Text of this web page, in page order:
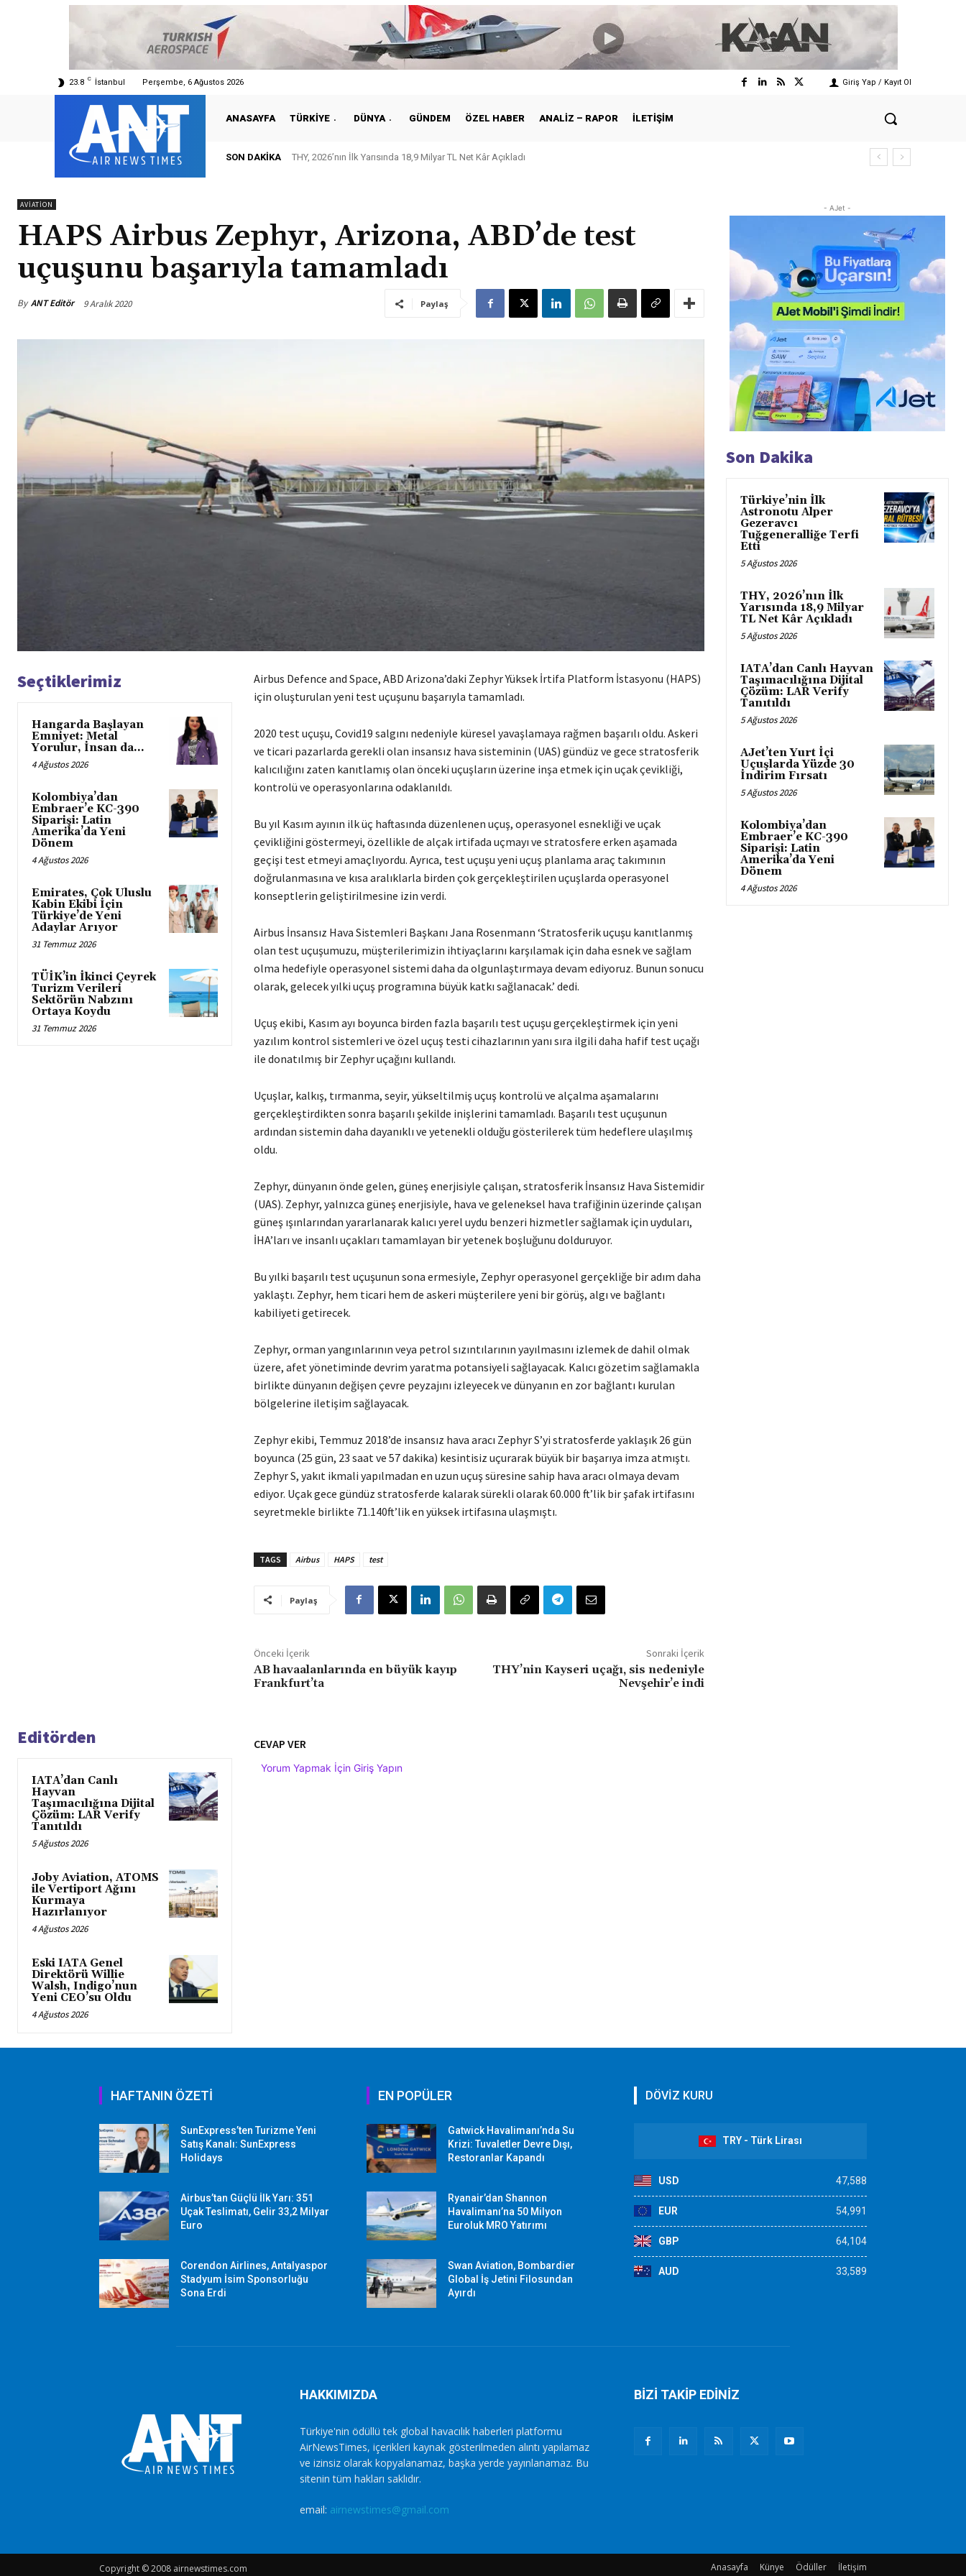
23.8 C İstanbul Perşembe, 6 Ağustos 2026 Giriş Yap / Kayıt Ol
ANASAYFA TÜRKIYE DÜNYA GÜNDEM ÖZEL HABER ANALIZ – RAPOR İLETIŞIM
SON DAKIKA THY, 2026’nın İlk Yarısında 18,9 Milyar TL Net Kâr Açıkladı
IATA’dan Canlı Hayvan Taşımacılığına Dijital Çözüm: LAR Verify Tanıtıldı
AVIATION
HAPS Airbus Zephyr, Arizona, ABD’de test
uçuşunu başarıyla tamamladı
By ANT Editör 9 Aralık 2020 Paylaş
Seçtiklerimiz
Hangarda Başlayan
Emniyet: Metal
Yorulur, İnsan da…
4 Ağustos 2026
Kolombiya’dan
Embraer’e KC-390
Siparişi: Latin
Amerika’da Yeni
Dönem
4 Ağustos 2026
Emirates, Çok Uluslu
Kabin Ekibi İçin
Türkiye’de Yeni
Adaylar Arıyor
31 Temmuz 2026
TÜİK’in İkinci Çeyrek
Turizm Verileri
Sektörün Nabzını
Ortaya Koydu
31 Temmuz 2026
Airbus Defence and Space, ABD Arizona’daki Zephyr Yüksek İrtifa Platform İstasyonu (HAPS)
için oluşturulan yeni test uçuşunu başarıyla tamamladı.
2020 test uçuşu, Covid19 salgını nedeniyle küresel yavaşlamaya rağmen başarılı oldu. Askeri
ve ticari pazarlarda gerekli olan insansız hava sisteminin (UAS) gündüz ve gece stratosferik
kalıcılığını zaten kanıtlamış olan önceki uçuşların üzerine inşa etmek için uçak çevikliği,
kontrolü ve operasyonlarına odaklanıldı.
Bu yıl Kasım ayının ilk üç haftasında düzenlenen uçuş, operasyonel esnekliği ve uçak
çevikliğini göstermeyi, özellikle de alçak irtifada uçmayı ve stratosfere erken aşamada
geçişi test etmeyi amaçlıyordu. Ayrıca, test uçuşu yeni uçuş planlama araç takımının
doğrulanmasına ve kısa aralıklarla birden çok gerçekleştirilen uçuşlarda operasyonel
konseptlerin geliştirilmesine izin verdi.
Airbus İnsansız Hava Sistemleri Başkanı Jana Rosenmann ‘Stratosferik uçuşu kanıtlanmış
olan test uçuşumuzu, müşterilerimizin ihtiyaçlarını karşılamak için daha esnek ve sağlam
olma hedefiyle operasyonel sistemi daha da olgunlaştırmaya devam ediyoruz. Bunun sonucu
olarak, gelecek yılki uçuş programına büyük katkı sağlanacak.’ dedi.
Uçuş ekibi, Kasım ayı boyunca birden fazla başarılı test uçuşu gerçekleştirmek için yeni
yazılım kontrol sistemleri ve özel uçuş testi cihazlarının yanı sıra ilgili daha hafif test uçağı
ile donatılmış bir Zephyr uçağını kullandı.
Uçuşlar, kalkış, tırmanma, seyir, yükseltilmiş uçuş kontrolü ve alçalma aşamalarını
gerçekleştirdikten sonra başarılı şekilde inişlerini tamamladı. Başarılı test uçuşunun
ardından sistemin daha dayanıklı ve yetenekli olduğu gösterilerek tüm hedeflere ulaşılmış
oldu.
Zephyr, dünyanın önde gelen, güneş enerjisiyle çalışan, stratosferik İnsansız Hava Sistemidir
(UAS). Zephyr, yalnızca güneş enerjisiyle, hava ve geleneksel hava trafiğinin üzerinde çalışan
güneş ışınlarından yararlanarak kalıcı yerel uydu benzeri hizmetler sağlamak için uyduları,
İHA’ları ve insanlı uçakları tamamlayan bir yetenek boşluğunu dolduruyor.
Bu yılki başarılı test uçuşunun sona ermesiyle, Zephyr operasyonel gerçekliğe bir adım daha
yaklaştı. Zephyr, hem ticari hem de askeri müşterilere yeni bir görüş, algı ve bağlantı
kabiliyeti getirecek.
Zephyr, orman yangınlarının veya petrol sızıntılarının yayılmasını izlemek de dahil olmak
üzere, afet yönetiminde devrim yaratma potansiyeli sağlayacak. Kalıcı gözetim sağlamakla
birlikte dünyanın değişen çevre peyzajını izleyecek ve dünyanın en zor bağlantı kurulan
bölgelerine iletişim sağlayacak.
Zephyr ekibi, Temmuz 2018’de insansız hava aracı Zephyr S’yi stratosferde yaklaşık 26 gün
boyunca (25 gün, 23 saat ve 57 dakika) kesintisiz uçurarak büyük bir başarıya imza atmıştı.
Zephyr S, yakıt ikmali yapılmadan en uzun uçuş süresine sahip hava aracı olmaya devam
ediyor. Uçak gece gündüz stratosferde kalarak sürekli olarak 60.000 ft’lik bir şafak irtifasını
seyretmekle birlikte 71.140ft’lik en yüksek irtifasına ulaşmıştı.
TAGS Airbus HAPS test
Paylaş
Önceki İçerik
AB havaalanlarında en büyük kayıp
Frankfurt’ta
Sonraki İçerik
THY’nin Kayseri uçağı, sis nedeniyle
Nevşehir’e indi
Editörden
IATA’dan Canlı
Hayvan
Taşımacılığına Dijital
Çözüm: LAR Verify
Tanıtıldı
5 Ağustos 2026
Joby Aviation, ATOMS
ile Vertiport Ağını
Kurmaya
Hazırlanıyor
4 Ağustos 2026
Eski IATA Genel
Direktörü Willie
Walsh, Indigo’nun
Yeni CEO’su Oldu
4 Ağustos 2026
CEVAP VER
Yorum Yapmak İçin Giriş Yapın
- AJet -
Son Dakika
Türkiye’nin İlk
Astronotu Alper
Gezeravcı
Tuğgeneralliğe Terfi
Etti
5 Ağustos 2026
THY, 2026’nın İlk
Yarısında 18,9 Milyar
TL Net Kâr Açıkladı
5 Ağustos 2026
IATA’dan Canlı Hayvan
Taşımacılığına Dijital
Çözüm: LAR Verify
Tanıtıldı
5 Ağustos 2026
AJet’ten Yurt İçi
Uçuşlarda Yüzde 30
İndirim Fırsatı
5 Ağustos 2026
Kolombiya’dan
Embraer’e KC-390
Siparişi: Latin
Amerika’da Yeni
Dönem
4 Ağustos 2026
HAFTANIN ÖZETİ
SunExpress’ten Turizme Yeni
Satış Kanalı: SunExpress
Holidays
Airbus’tan Güçlü İlk Yarı: 351
Uçak Teslimatı, Gelir 33,2 Milyar
Euro
Corendon Airlines, Antalyaspor
Stadyum İsim Sponsorluğu
Sona Erdi
EN POPÜLER
Gatwick Havalimanı’nda Su
Krizi: Tuvaletler Devre Dışı,
Restoranlar Kapandı
Ryanair’dan Shannon
Havalimanı’na 50 Milyon
Euroluk MRO Yatırımı
Swan Aviation, Bombardier
Global İş Jetini Filosundan
Ayırdı
DÖVİZ KURU
TRY - Türk Lirası
USD 47,588
EUR 54,991
GBP 64,104
AUD 33,589
HAKKIMIZDA
Türkiye'nin ödüllü tek global havacılık haberleri platformu
AirNewsTimes, içerikleri kaynak gösterilmeden alıntı yapılamaz
ve izinsiz olarak kopyalanamaz, başka yerde yayınlanamaz. Bu
sitenin tüm hakları saklıdır.
email: airnewstimes@gmail.com
BİZİ TAKİP EDİNİZ
Copyright © 2008 airnewstimes.com Anasayfa Künye Ödüller İletişim